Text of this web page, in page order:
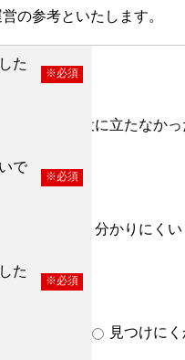
の参考といたします。
た
※必須
役に立たなか
で
※必須
分かりにくい
た
※必須
見つけに